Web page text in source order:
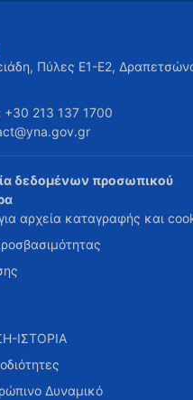
Πύλες Ε1-Ε2,
+30 213 137 1700
δεδομένων προσωπικού
αρχεία καταγραφής και
ΙΣΤΟΡΙΑ
Δυναμικό